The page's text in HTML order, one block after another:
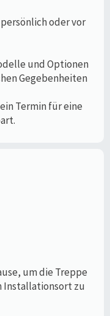
oder vor
und Optionen
Gegebenheiten
Termin für eine
um die Treppe
Installationsort zu